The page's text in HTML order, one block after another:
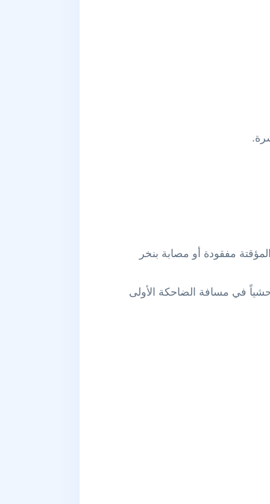
مفقودة أو مصابة بنخر
في مسافة الضاحكة الأولى